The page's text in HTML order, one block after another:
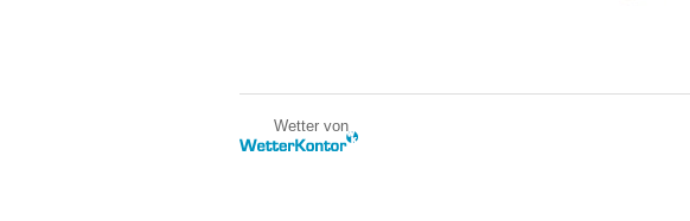
Wetter von